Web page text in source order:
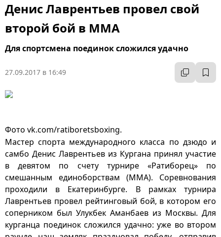
Денис Лаврентьев провел свой
второй бой в ММА
Для спортсмена поединок сложился удачно
27.09.2017 в 16:49
Фото vk.com/ratiboretsboxing.
Мастер спорта международного класса по дзюдо и
самбо Денис Лаврентьев из Кургана принял участие
в девятом по счету турнире «Ратиборец» по
смешанным единоборствам (ММА). Соревнования
проходили в Екатеринбурге. В рамках турнира
Лаврентьев провел рейтинговый бой, в котором его
соперником был Улукбек Аманбаев из Москвы. Для
курганца поединок сложился удачно: уже во втором